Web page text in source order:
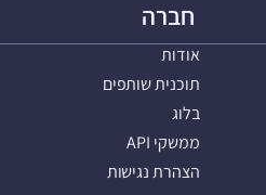
חברה
אודות
תוכנית שותפים
בלוג
ממשקי API
הצהרת נגישות